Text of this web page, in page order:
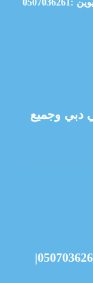
دبي وجميع
شركة تعقيم منازل في ام القيوين |0507036261|